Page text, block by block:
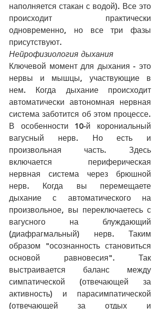
наполняется стакан с водой). Все это
происходит практически
одновременно, но все три фазы
присутствуют.
Нейрофизиология дыхания
Ключевой момент для дыхания - это
нервы и мышцы, участвующие в
нем. Когда дыхание происходит
автоматически автономная нервная
система заботится об этом процессе.
В особенности 10-й корониальный
вагусный нерв. Но есть и
произвольная часть. Здесь
включается периферическая
нервная система через брюшной
нерв. Когда вы перемещаете
дыхание с автоматического на
произвольное, вы переключаетесь с
вагусного на блуждающий
(диафрагмальный) нерв. Таким
образом "осознанность становиться
основой равновесия". Так
выстраивается баланс между
симпатической (отвечающей за
активность) и парасимпатической
(отвечающей за отдых и